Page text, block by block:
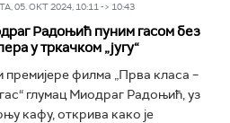
05. ОКТ 2024, 10:11 -> 10:43
Радоњић пуним гасом без
у тркачком „југу“
премијере филма „Прва класа –
глумац Миодраг Радоњић, уз
кафу, открива како је